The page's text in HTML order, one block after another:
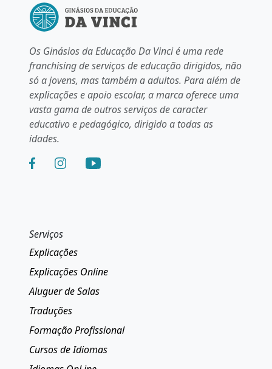
Os Ginásios da Educação Da Vinci é uma rede
franchising de serviços de educação dirigidos, não
só a jovens, mas também a adultos. Para além de
explicações e apoio escolar, a marca oferece uma
vasta gama de outros serviços de caracter
educativo e pedagógico, dirigido a todas as
idades.
Serviços
Explicações
Explicações Online
Aluguer de Salas
Traduções
Formação Profissional
Cursos de Idiomas